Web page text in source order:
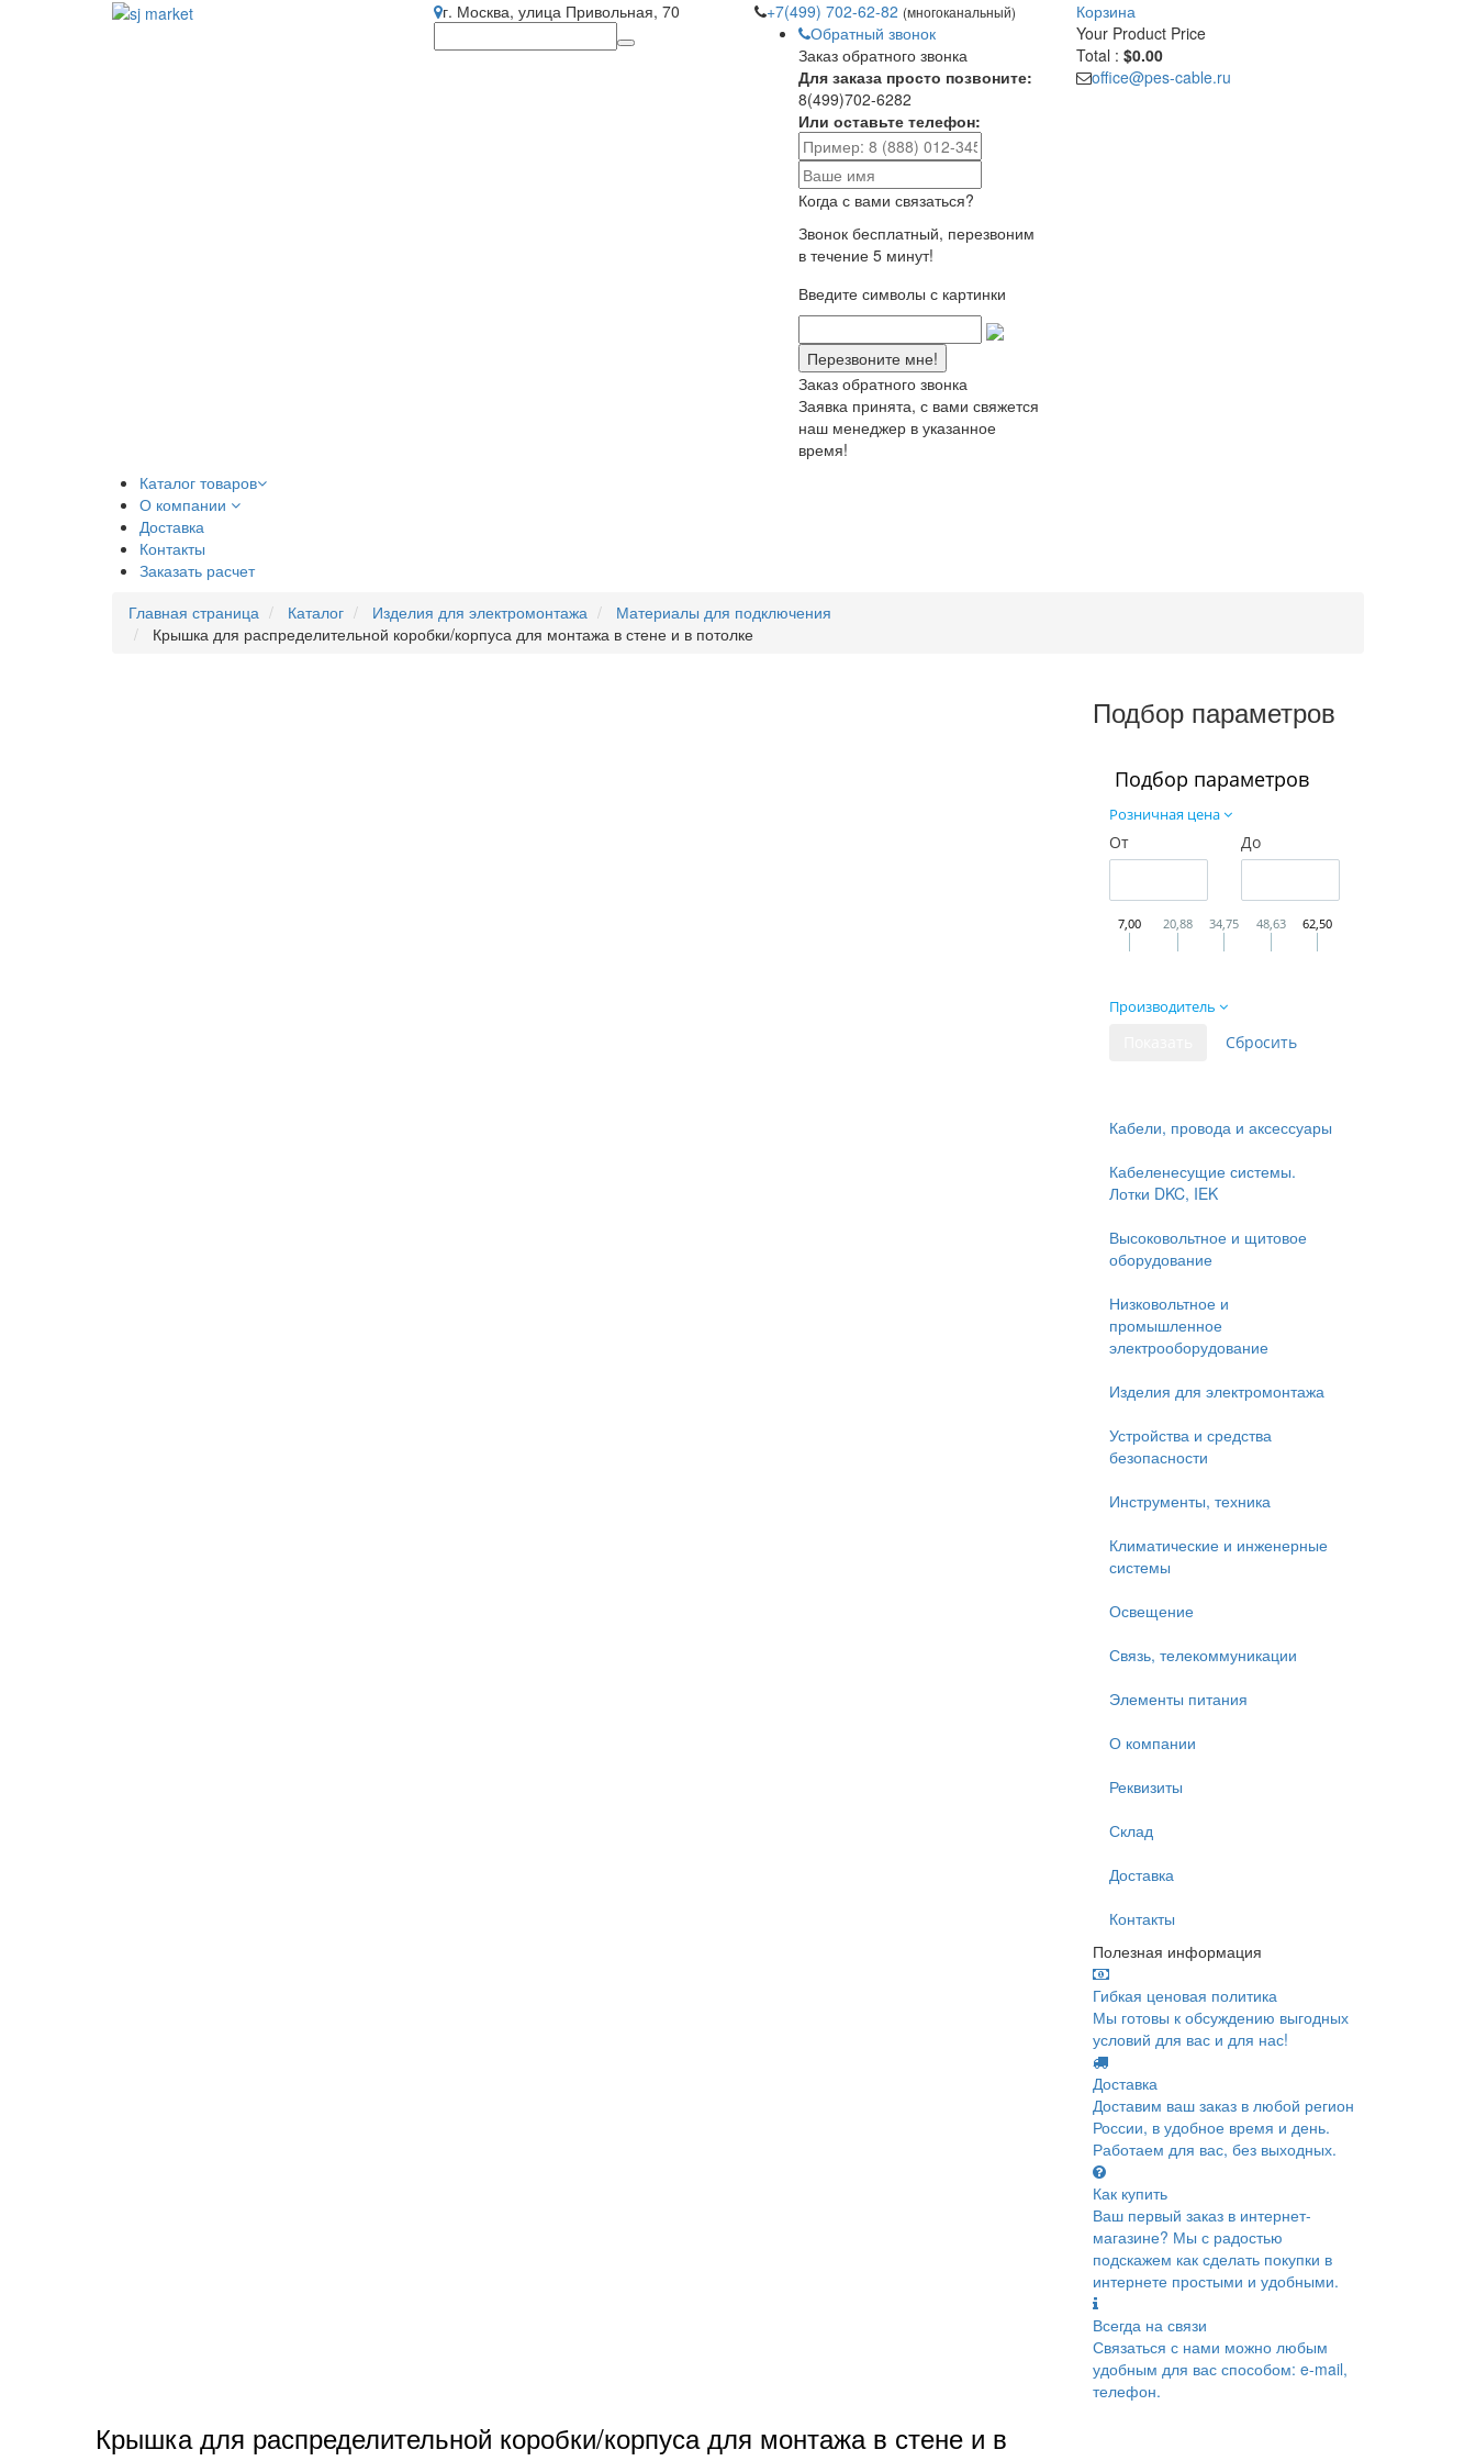
г. Москва, улица Привольная, 70 +7(499) 702-62-82 (многоканальный)
Обратный звонок
Заказ обратного звонка
Для заказа просто позвоните:
8(499)702-6282
Или оставьте телефон:
Когда с вами связаться?
Звонок бесплатный, перезвоним
в течение 5 минут!
Введите символы с картинки
Заказ обратного звонка
Заявка принята, с вами свяжется
наш менеджер в указанное
время!
Корзина
Your Product Price
Total : $0.00
office@pes-cable.ru
Каталог товаров
О компании
Доставка
Контакты
Заказать расчет
Главная страница
Каталог Изделия для электромонтажа
Материалы для подключения
Крышка для распределительной коробки/корпуса для монтажа в стене и в потолке
Подбор параметров
Подбор параметров
Розничная цена
От До
7,00 20,88 34,75 48,63 62,50
Производитель
Кабели, провода и аксессуары
Кабеленесущие системы.
Лотки DKC, IEK
Высоковольтное и щитовое
оборудование
Низковольтное и
промышленное
электрооборудование
Изделия для электромонтажа
Устройства и средства
безопасности
Инструменты, техника
Климатические и инженерные
системы
Освещение
Связь, телекоммуникации
Элементы питания
О компании
Реквизиты
Склад
Доставка
Контакты
Полезная информация
Гибкая ценовая политика
Мы готовы к обсуждению выгодных
условий для вас и для нас!
Доставка
Доставим ваш заказ в любой регион
России, в удобное время и день.
Работаем для вас, без выходных.
Как купить
Ваш первый заказ в интернет-
магазине? Мы с радостью
подскажем как сделать покупки в
интернете простыми и удобными.
Всегда на связи
Связаться с нами можно любым
удобным для вас способом: e-mail,
телефон.
Крышка для распределительной коробки/корпуса для монтажа в стене и в